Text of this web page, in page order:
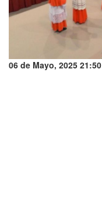
06 de Mayo, 2025 21:50